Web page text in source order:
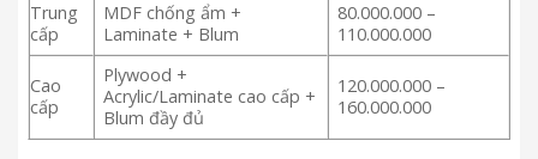
Trung
cấp
MDF chống ẩm +
Laminate + Blum
80.000.000 –
110.000.000
Cao
cấp
Plywood +
Acrylic/Laminate cao cấp +
Blum đầy đủ
120.000.000 –
160.000.000